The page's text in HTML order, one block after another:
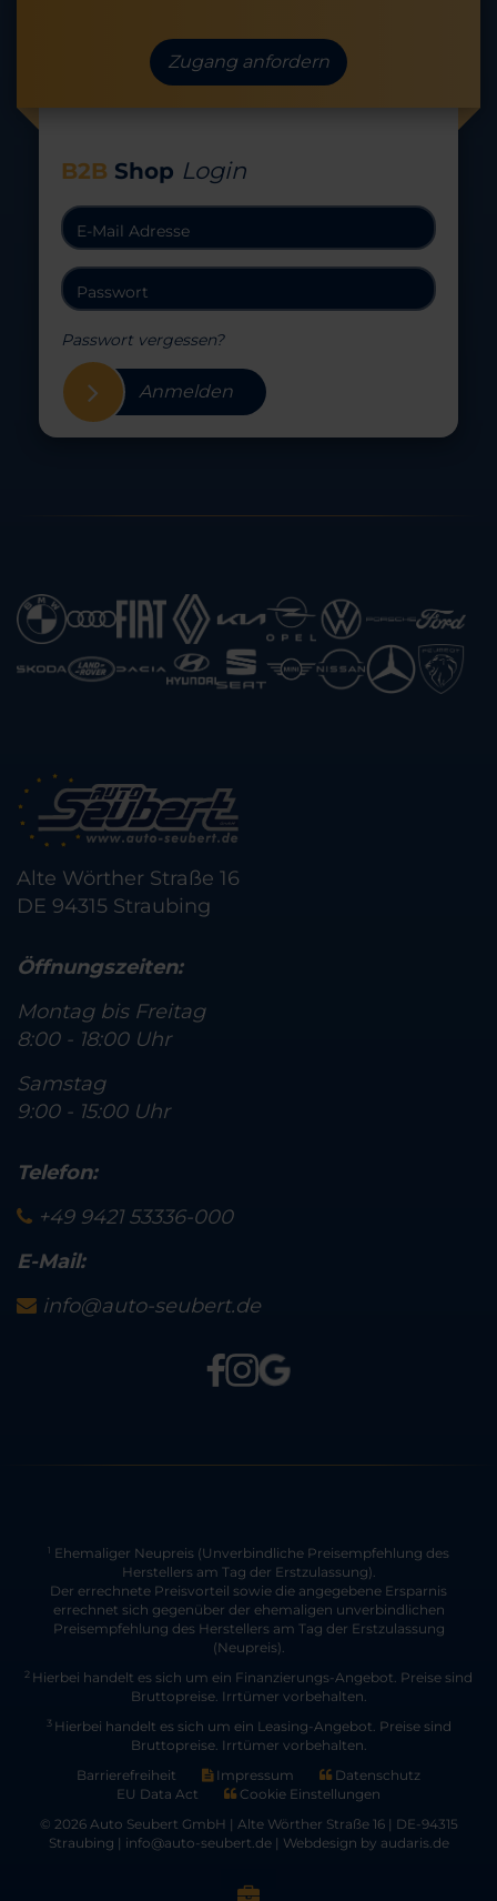
Zugang anfordern
B2B Shop Login
Passwort vergessen?
Anmelden
Alte Wörther Straße 16
DE 94315 Straubing
Öffnungszeiten:
Montag bis Freitag
8:00 - 18:00 Uhr
Samstag
9:00 - 15:00 Uhr
Telefon:
+49 9421 53336-000
E-Mail:
info@auto-seubert.de
1
Ehemaliger Neupreis (Unverbindliche Preisempfehlung des
Herstellers am Tag der Erstzulassung).
Der errechnete Preisvorteil sowie die angegebene Ersparnis
errechnet sich gegenüber der ehemaligen unverbindlichen
Preisempfehlung des Herstellers am Tag der Erstzulassung
(Neupreis).
2 Hierbei handelt es sich um ein Finanzierungs-Angebot. Preise sind
Bruttopreise. Irrtümer vorbehalten.
3 Hierbei handelt es sich um ein Leasing-Angebot. Preise sind
Bruttopreise. Irrtümer vorbehalten.
Barrierefreiheit
Impressum
Datenschutz
EU Data Act
Cookie Einstellungen
© 2026 Auto Seubert GmbH | Alte Wörther Straße 16 | DE-94315
Straubing | info@auto-seubert.de | Webdesign by audaris.de